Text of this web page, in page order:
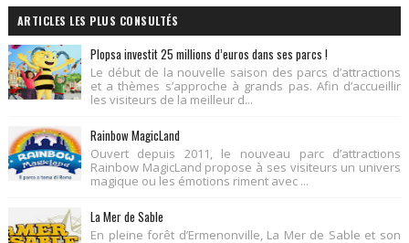
ARTICLES LES PLUS CONSULTÉS
Plopsa investit 25 millions d’euros dans ses parcs !
Le début de la nouvelle saison des parcs d’attractions
et a thèmes s’approche à grands pas. Afin d’accueillir
les visiteurs de la meilleur d...
Rainbow MagicLand
Ouvert depuis 2011, le nouveau parc d’attractions
Rainbow MagicLand propose à ses visiteurs un univers
magique ou les émotions riment avec ...
La Mer de Sable
En pleine forêt d’Ermenonville, La Mer de Sable et son